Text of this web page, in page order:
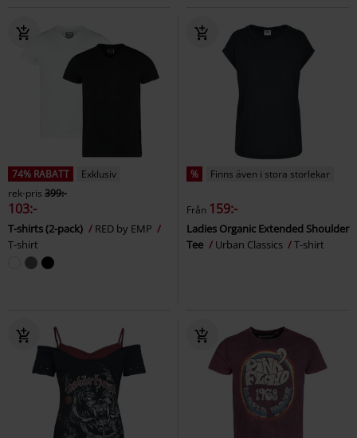
74% RABATT
Exklusiv
rek-pris 399:-
103:-
T-shirts (2-pack)
RED by EMP
T-shirt
% Finns även i stora storlekar
Från 159:-
Ladies Organic Extended Shoulder
Tee
Urban Classics T-shirt